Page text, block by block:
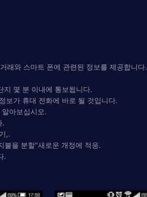
래와 스마트 폰에 관련된 정보를 제공합니다.
지 몇 분 이내에 통보됩니다.
보가 휴대 전화에 바로 될 것입니다.
아보십시오.
.
,.
을 분할"새로운 개정에 적응.
.